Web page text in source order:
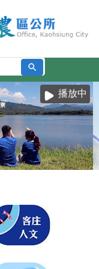
搜
尋
播放中